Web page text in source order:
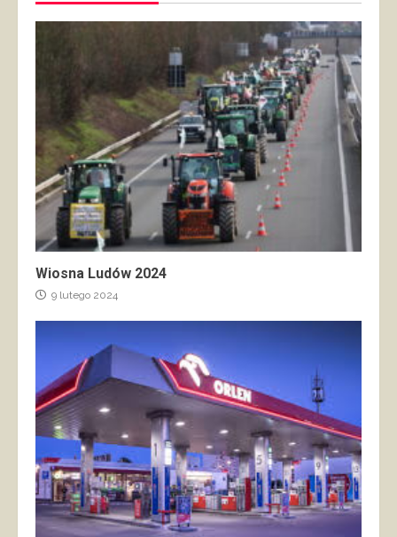
Wiosna Ludów 2024
9 lutego 2024